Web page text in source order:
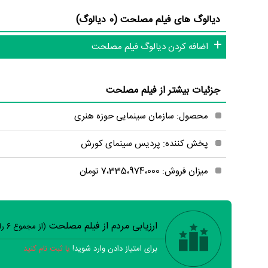
دیالوگ های فیلم مصلحت (0 دیالوگ)
اضافه کردن دیالوگ فیلم مصلحت
جزئیات بیشتر از فیلم مصلحت
محصول: سازمان سینمایی حوزه هنری
پخش کننده: پردیس سینمای کورش
میزان فروش: 7،335،974،000 تومان
ارزیابی مردم از فیلم مصلحت (از مجموع 6
برای امتیاز دادن وارد شوید! یا ثبت نام کنید